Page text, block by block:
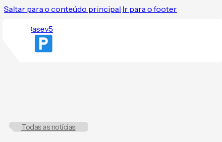
Saltar para o conteúdo principal Ir para o footer
Todas as notícias